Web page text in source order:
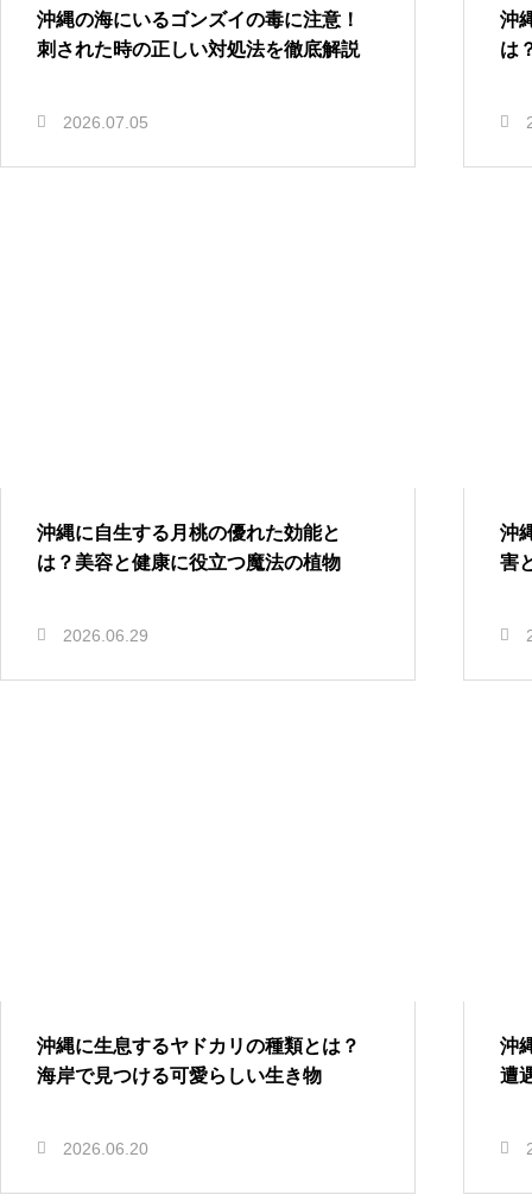
沖縄の海にいるゴンズイの毒に注意！
刺された時の正しい対処法を徹底解説
2026.07.05
沖
は
沖縄に自生する月桃の優れた効能と
は？美容と健康に役立つ魔法の植物
2026.06.29
沖
害
沖縄に生息するヤドカリの種類とは？
海岸で見つける可愛らしい生き物
2026.06.20
沖
遭